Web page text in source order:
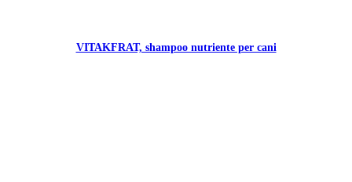
VITAKFRAT, shampoo nutriente per cani